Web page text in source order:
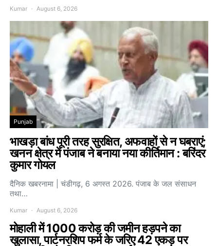
Kumar August 6, 2026
Punjab
भाखड़ा बांध पूरी तरह सुरक्षित, अफवाहों से न घबराएं;
खनन क्षेत्र में पंजाब ने बनाया नया कीर्तिमान : बरिंदर
कुमार गोयल
दैनिक खबरनामा | चंडीगढ़, 6 अगस्त 2026. पंजाब के जल संसाधन
तथा…
Kumar August 6, 2026
मोहाली में 1000 करोड़ की जमीन हड़पने का
खुलासा, पार्टनरशिप फर्म के जरिए 42 एकड़ पर